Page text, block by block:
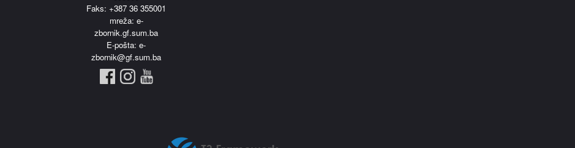
Faks: +387 36 355001
mreža: e-
zbornik.gf.sum.ba
E-pošta: e-
zbornik@gf.sum.ba